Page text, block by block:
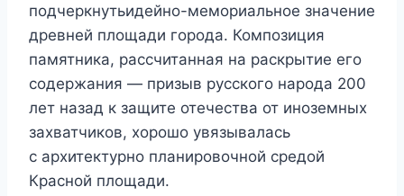
подчеркнутьидейно-мемориальное значение
древней площади города. Композиция
памятника, рассчитанная на раскрытие его
содержания — призыв русского народа 200
лет назад к защите отечества от иноземных
захватчиков, хорошо увязывалась
с архитектурно планировочной средой
Красной площади.